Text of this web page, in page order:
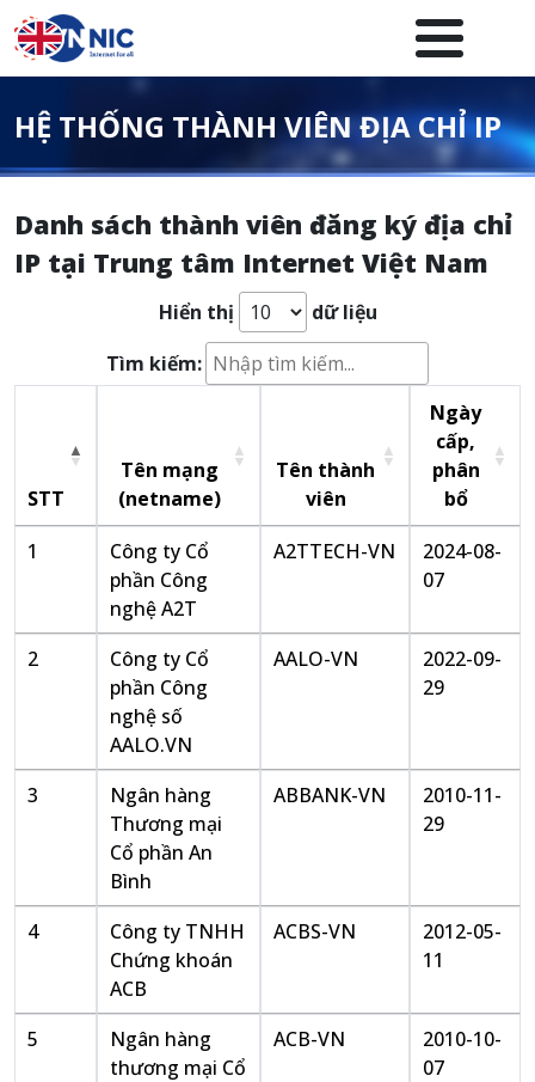
Nhảy đến nội dung
Menuheader của website
HỆ THỐNG THÀNH VIÊN ĐỊA CHỈ IP
Danh sách thành viên đăng ký địa chỉ
IP tại Trung tâm Internet Việt Nam
Hiển thị
dữ liệu
Tìm kiếm:
STT
Tên mạng
(netname)
Tên thành
viên
Ngày
cấp,
phân
bổ
1
Công ty Cổ
phần Công
nghệ A2T
A2TTECH-VN
2024-08-
07
2
Công ty Cổ
phần Công
nghệ số
AALO.VN
AALO-VN
2022-09-
29
3
Ngân hàng
Thương mại
Cổ phần An
Bình
ABBANK-VN
2010-11-
29
4
Công ty TNHH
Chứng khoán
ACB
ACBS-VN
2012-05-
11
5
Ngân hàng
thương mại Cổ
ACB-VN
2010-10-
07